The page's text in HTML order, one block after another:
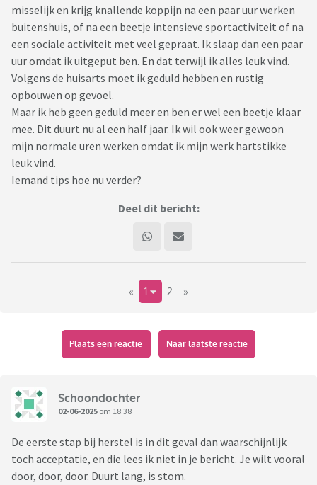
misselijk en krijg knallende koppijn na een paar uur werken
buitenshuis, of na een beetje intensieve sportactiviteit of na
een sociale activiteit met veel gepraat. Ik slaap dan een paar
uur omdat ik uitgeput ben. En dat terwijl ik alles leuk vind.
Volgens de huisarts moet ik geduld hebben en rustig
opbouwen op gevoel.
Maar ik heb geen geduld meer en ben er wel een beetje klaar
mee. Dit duurt nu al een half jaar. Ik wil ook weer gewoon
mijn normale uren werken omdat ik mijn werk hartstikke
leuk vind.
Iemand tips hoe nu verder?
Deel dit bericht:
« 1 2 »
Plaats een reactie Naar laatste reactie
Schoondochter
02-06-2025 om 18:38
De eerste stap bij herstel is in dit geval dan waarschijnlijk
toch acceptatie, en die lees ik niet in je bericht. Je wilt vooral
door, door, door. Duurt lang, is stom.